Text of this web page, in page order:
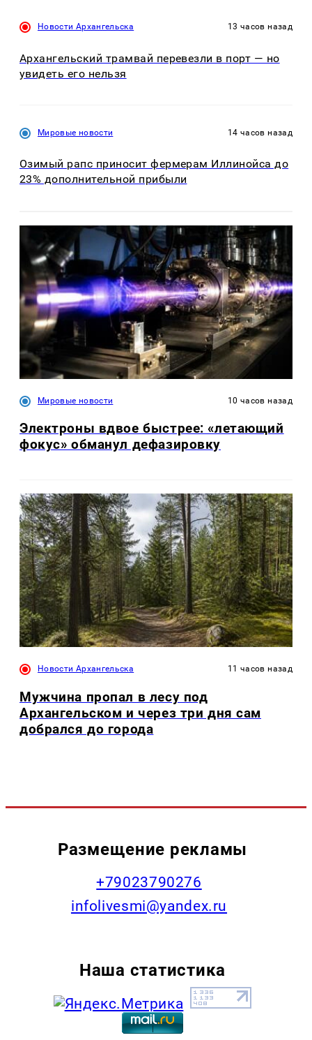
Новости Архангельска 13 часов назад
Архангельский трамвай перевезли в порт — но
увидеть его нельзя
Мировые новости 14 часов назад
Озимый рапс приносит фермерам Иллинойса до
23% дополнительной прибыли
Мировые новости 10 часов назад
Электроны вдвое быстрее: «летающий
фокус» обманул дефазировку
Новости Архангельска 11 часов назад
Мужчина пропал в лесу под
Архангельском и через три дня сам
добрался до города
Размещение рекламы
+79023790276
infolivesmi@yandex.ru
Наша статистика